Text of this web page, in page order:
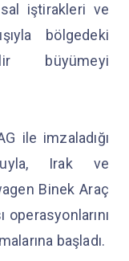
iştirakleri ve
bölgedeki
büyümeyi
ile imzaladığı
Irak ve
Binek Araç
operasyonlarını
başladı.